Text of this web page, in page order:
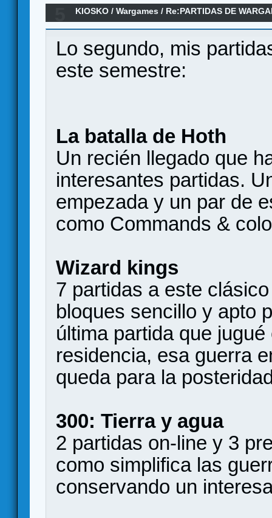
KIOSKO /Wargames / Re:PARTIDAS DE
Lo segundo, mis
este semestre:
La batalla de Hoth
Un recién llegado que
interesantes partidas.
empezada y un par de
como Commands &
Wizard kings
7 partidas a este
bloques sencillo y apto
última partida que
residencia, esa guerra
queda para la
300: Tierra y agua
2 partidas on-line y 3
como simplifica las
conservando un